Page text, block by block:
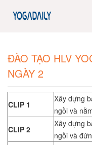
ĐÀO TẠO HLV
NGÀY 2
CLIP 1
Xây dựng
ngồi và
CLIP 2
Xây dựng
ngồi và